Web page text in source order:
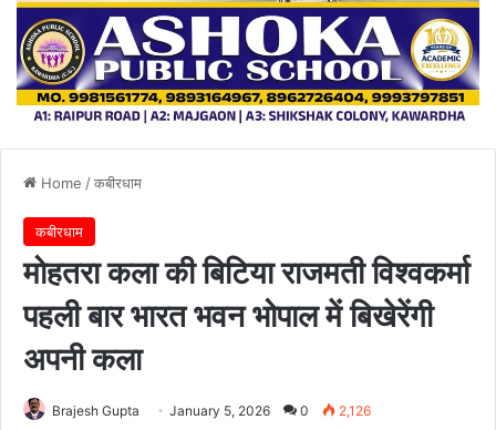
Home /कबीरधाम
कबीरधाम
मोहतरा कला की बिटिया राजमती विश्वकर्मा
पहली बार भारत भवन भोपाल में बिखेरेंगी
अपनी कला
Brajesh Gupta January 5, 2026 0 2,126